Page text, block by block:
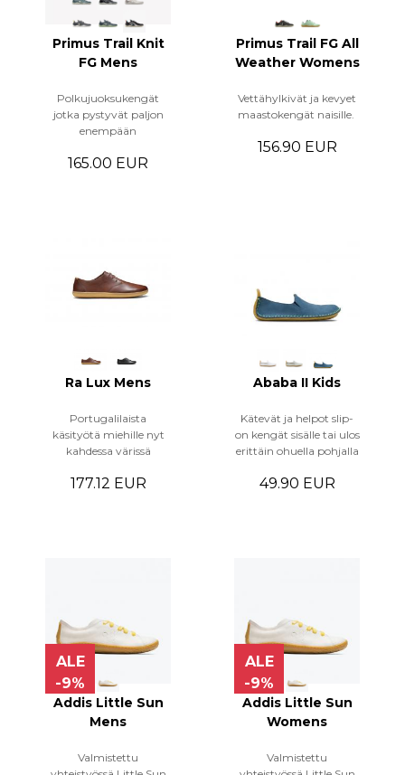
Primus Trail Knit
FG Mens
Polkujuoksukengät
jotka pystyvät paljon
enempään
165.00 EUR
Primus Trail FG All
Weather Womens
Vettähylkivät ja kevyet
maastokengät naisille.
156.90 EUR
Ra Lux Mens
Portugalilaista
käsityötä miehille nyt
kahdessa värissä
177.12 EUR
Ababa II Kids
Kätevät ja helpot slip-
on kengät sisälle tai ulos
erittäin ohuella pohjalla
49.90 EUR
ALE
-9%
Addis Little Sun
Mens
Valmistettu
ALE
-9%
Addis Little Sun
Womens
Valmistettu